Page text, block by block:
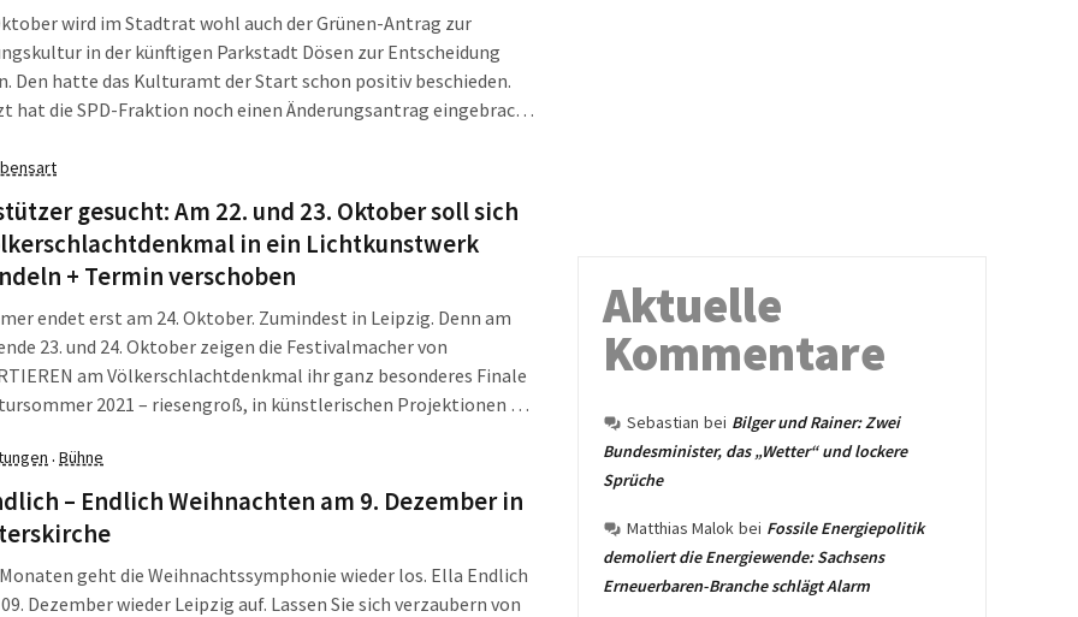
wird im Stadtrat wohl auch der Grünen-Antrag zur
in der künftigen Parkstadt Dösen zur Entscheidung
Den hatte das Kulturamt der Start schon positiv beschieden.
hat die SPD-Fraktion noch einen Änderungsantrag eingebracht.
aus diesem hundertjährigen Krankenhausgelände
gesucht: Am 22. und 23. Oktober soll sich
in ein Lichtkunstwerk
+ Termin verschoben
endet erst am 24. Oktober. Zumindest in Leipzig. Denn am
23. und 24. Oktober zeigen die Festivalmacher von
am Völkerschlachtdenkmal ihr ganz besonderes Finale
2021 – riesengroß, in künstlerischen Projektionen auf
in Sommer in zahlreichen Künstler-Werkstätten erarbeitet.
· Bühne
– Endlich Weihnachten am 9. Dezember in
geht die Weihnachtssymphonie wieder los. Ella Endlich
Dezember wieder Leipzig auf. Lassen Sie sich verzaubern von
Aktuelle
Kommentare
Sebastian bei Bilger und Rainer: Zwei
Bundesminister, das „Wetter“ und lockere
Sprüche
Matthias Malok bei Fossile Energiepolitik
demoliert die Energiewende: Sachsens
Erneuerbaren-Branche schlägt Alarm